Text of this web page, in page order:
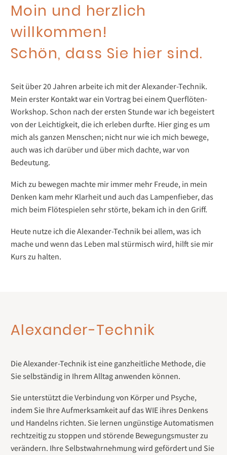
Moin und herzlich
willkommen!
Schön, dass Sie hier sind.
Seit über 20 Jahren arbeite ich mit der Alexander-Technik.
Mein erster Kontakt war ein Vortrag bei einem Querflöten-
Workshop. Schon nach der ersten Stunde war ich begeistert
von der Leichtigkeit, die ich erleben durfte. Hier ging es um
mich als ganzen Menschen; nicht nur wie ich mich bewege,
auch was ich darüber und über mich dachte, war von
Bedeutung.
Mich zu bewegen machte mir immer mehr Freude, in mein
Denken kam mehr Klarheit und auch das Lampenfieber, das
mich beim Flötespielen sehr störte, bekam ich in den Griff.
Heute nutze ich die Alexander-Technik bei allem, was ich
mache und wenn das Leben mal stürmisch wird, hilft sie mir
Kurs zu halten.
Alexander-Technik
Die Alexander-Technik ist eine ganzheitliche Methode, die
Sie selbständig in Ihrem Alltag anwenden können.
Sie unterstützt die Verbindung von Körper und Psyche,
indem Sie Ihre Aufmerksamkeit auf das WIE ihres Denkens
und Handelns richten. Sie lernen ungünstige Automatismen
rechtzeitig zu stoppen und störende Bewegungsmuster zu
verändern. Ihre Selbstwahrnehmung wird gefördert und Sie